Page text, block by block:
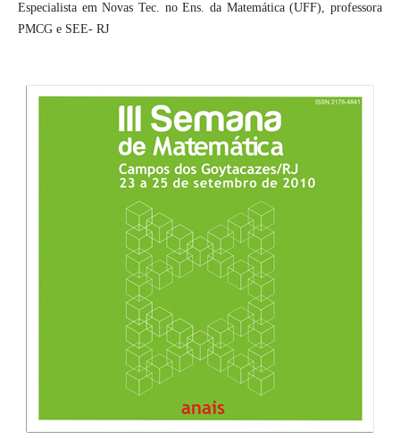
Especialista em Novas Tec. no Ens. da Matemática (UFF), professora
PMCG e SEE- RJ